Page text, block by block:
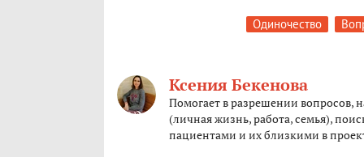
Одиночество
Ксения Бекенова
Помогает в разрешении вопросов,
(личная жизнь, работа, семья),
пациентами и их близкими в